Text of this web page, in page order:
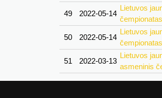
49 2022-05-14
Lietuvos
čempionatas
50 2022-05-14
Lietuvos
čempionatas
51 2022-03-13
Lietuvos
asmeninis